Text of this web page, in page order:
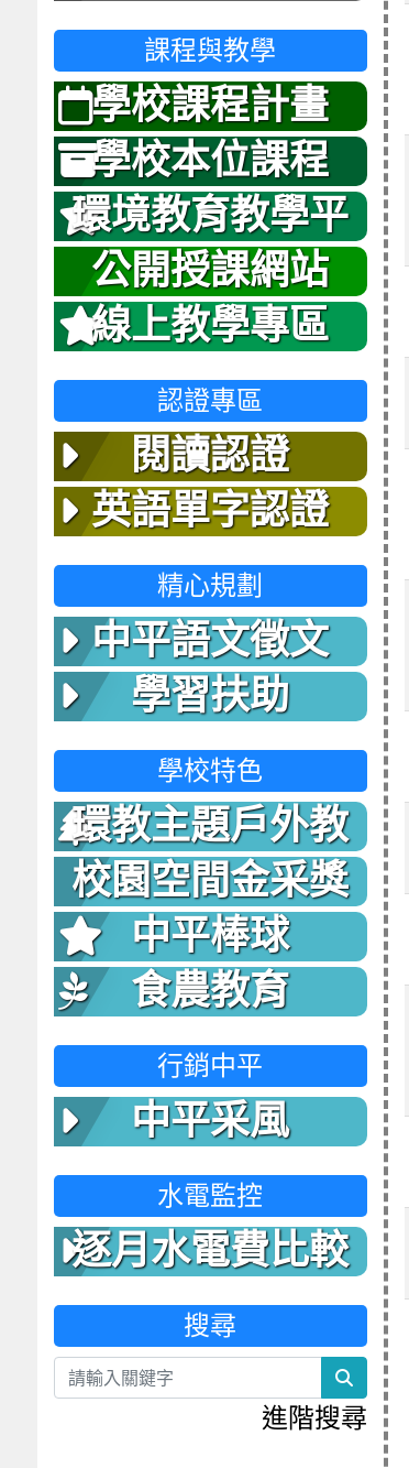
課程與教學
學校課程計畫
學校本位課程
環境教育教學平
台
公開授課網站
線上教學專區
認證專區
閱讀認證
英語單字認證
精心規劃
中平語文徵文
學習扶助
學校特色
環教主題戶外教
室
校園空間金采獎
中平棒球
食農教育
行銷中平
中平采風
水電監控
逐月水電費比較
表
搜尋
search
進階搜尋